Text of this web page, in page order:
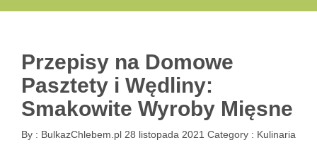
Przepisy na Domowe
Pasztety i Wędliny:
Smakowite Wyroby Mięsne
By : BulkazChlebem.pl 28 listopada 2021 Category : Kulinaria